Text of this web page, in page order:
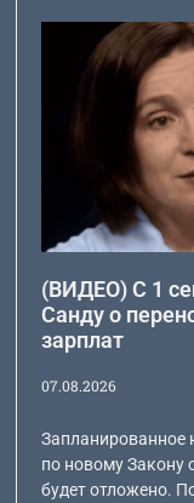
(ВИДЕО) С 1
Санду о
зарплат
07.08.2026
Запланированное
по новому Закону
будет отложено.